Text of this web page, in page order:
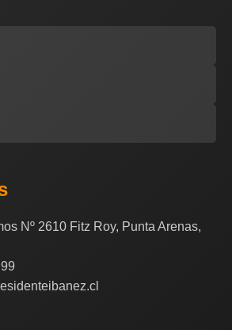
Nº 2610 Fitz Roy, Punta Arenas,